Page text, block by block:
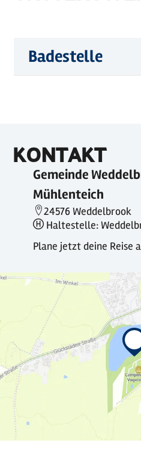
Badestelle
KONTAKT
Gemeinde
Mühlenteich
24576 Weddelbrook
Haltestelle:
Plane jetzt deine Reise